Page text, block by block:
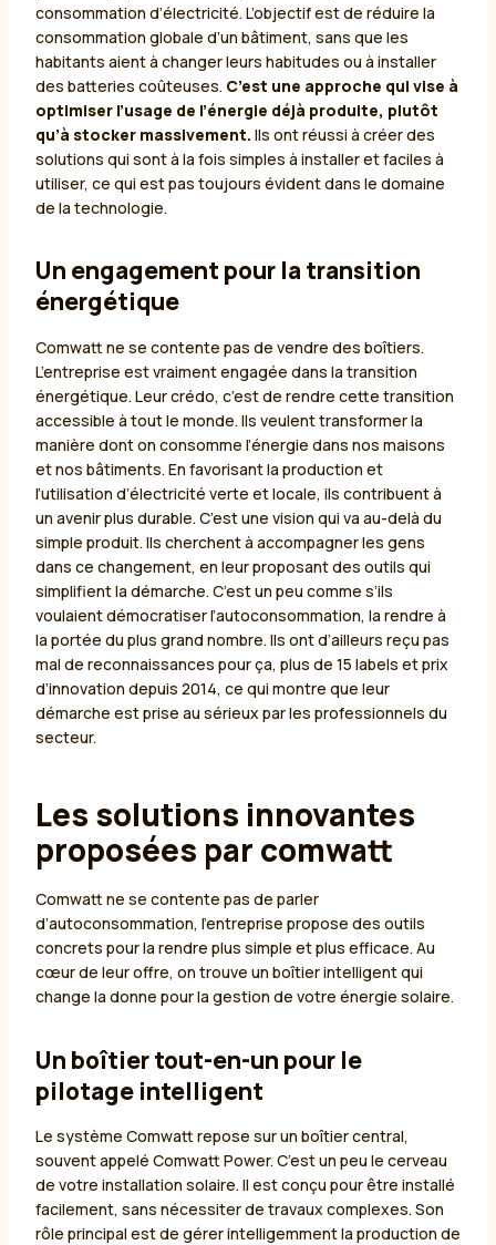
consommation d’électricité. L’objectif est de réduire la
consommation globale d’un bâtiment, sans que les
habitants aient à changer leurs habitudes ou à installer
des batteries coûteuses. C’est une approche qui vise à
optimiser l’usage de l’énergie déjà produite, plutôt
qu’à stocker massivement. Ils ont réussi à créer des
solutions qui sont à la fois simples à installer et faciles à
utiliser, ce qui est pas toujours évident dans le domaine
de la technologie.
Un engagement pour la transition
énergétique
Comwatt ne se contente pas de vendre des boîtiers.
L’entreprise est vraiment engagée dans la transition
énergétique. Leur crédo, c’est de rendre cette transition
accessible à tout le monde. Ils veulent transformer la
manière dont on consomme l’énergie dans nos maisons
et nos bâtiments. En favorisant la production et
l’utilisation d’électricité verte et locale, ils contribuent à
un avenir plus durable. C’est une vision qui va au-delà du
simple produit. Ils cherchent à accompagner les gens
dans ce changement, en leur proposant des outils qui
simplifient la démarche. C’est un peu comme s’ils
voulaient démocratiser l’autoconsommation, la rendre à
la portée du plus grand nombre. Ils ont d’ailleurs reçu pas
mal de reconnaissances pour ça, plus de 15 labels et prix
d’innovation depuis 2014, ce qui montre que leur
démarche est prise au sérieux par les professionnels du
secteur.
Les solutions innovantes
proposées par comwatt
Comwatt ne se contente pas de parler
d’autoconsommation, l’entreprise propose des outils
concrets pour la rendre plus simple et plus efficace. Au
cœur de leur offre, on trouve un boîtier intelligent qui
change la donne pour la gestion de votre énergie solaire.
Un boîtier tout-en-un pour le
pilotage intelligent
Le système Comwatt repose sur un boîtier central,
souvent appelé Comwatt Power. C’est un peu le cerveau
de votre installation solaire. Il est conçu pour être installé
facilement, sans nécessiter de travaux complexes. Son
rôle principal est de gérer intelligemment la production de